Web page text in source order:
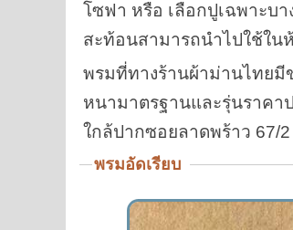
โซฟา หรือ เลือกปูเฉพาะบ
สะท้อนสามารถนำไปใช้ใน
พรมที่ทางร้านผ้าม่านไทยมี
หนามาตรฐานและรุ่นราคา
ใกล้ปากซอยลาดพร้าว 67/
พรมอัดเรียบ